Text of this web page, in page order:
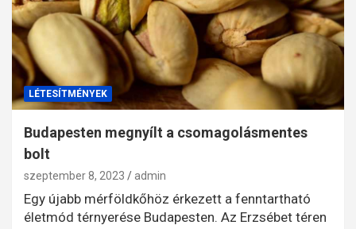
LÉTESÍTMÉNYEK
Budapesten megnyílt a csomagolásmentes
bolt
szeptember 8, 2023 admin
Egy újabb mérföldkőhöz érkezett a fenntartható
életmód térnyerése Budapesten. Az Erzsébet téren